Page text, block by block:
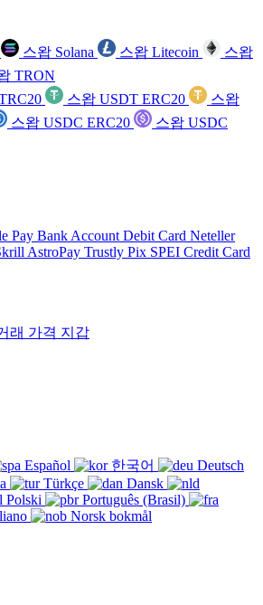
스왑 Solana 스왑 Litecoin
스왑
TRON
스왑 USDT ERC20
스왑
스왑 USDC ERC20
스왑 USDC
Pay Bank Account Debit Card Neteller
AstroPay Trustly Pix SPEI Credit Card
래 가격 지갑
Español 한국어
Deutsch
Türkçe
Dansk
Polski
Português (Brasil)
Norsk bokmål